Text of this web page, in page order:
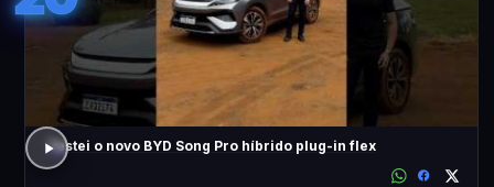
Testei o novo BYD Song Pro híbrido plug-in flex